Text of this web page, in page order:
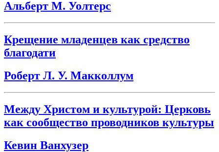
Альберт М. Уолтерс
Крещение младенцев как средство
благодати
Роберт Л. У. Макколлум
Между Христом и культурой: Церковь
как сообщество проводников культуры
Кевин Ванхузер